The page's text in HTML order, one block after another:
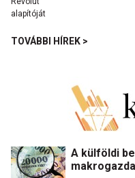
TOVÁBBI HÍREK >
A külföldi